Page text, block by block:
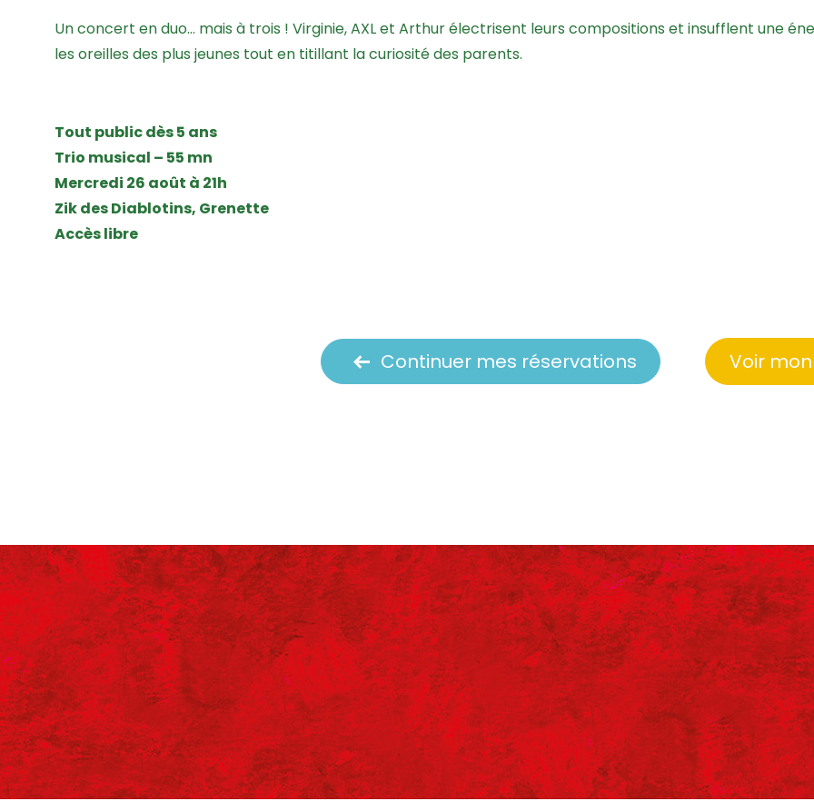
Un concert en duo… mais à trois ! Virginie, AXL et Arthur électrisent leurs compositions et insufflent une
les oreilles des plus jeunes tout en titillant la curiosité des parents.
Tout public dès 5 ans
Trio musical – 55 mn
Mercredi 26 août à 21h
Zik des Diablotins, Grenette
Accès libre
Continuer mes réservations Voir